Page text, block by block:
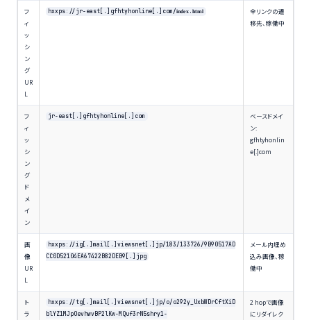
フ
ィ
ッ
シ
ン
グ
UR
L
hxxps://jr-east[.]gfhtyhonline[.]com/𝐢𝐧𝐝𝐞𝐱.𝐡𝐭𝐦𝐥
全リンクの遷
移先、稼働中
フ
ィ
ッ
シ
ン
グ
ド
メ
イ
ン
jr-east[.]gfhtyhonline[.]com
ベースドメイ
ン:
gfhtyhonlin
e[.]com
画
像
UR
L
hxxps://ig[.]mail[.]viewsnet[.]jp/183/133726/9B90517AD
CC0D52104EA67422B82DEB9[.]jpg
メール内埋め
込み画像、稼
働中
ト
ラ
hxxps://tg[.]mail[.]viewsnet[.]jp/o/o292y_UxbWDrCftXiD
blYZ1MJpOevhwvBP2lKw-MQuf3rN5shry1-
2 hopで画像
にリダイレク